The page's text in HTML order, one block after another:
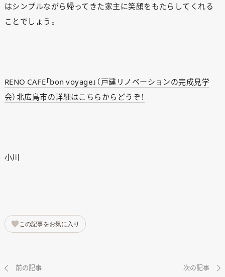
はシンプルながら帰ってきた家主に笑顔をもたらしてくれる
ことでしょう。
RENO CAFE「bon voyage」（戸建リノベーションの完成見学
会）北広島市の詳細はこちらからどうぞ！
小川
この記事をお気に入り
前の記事 次の記事